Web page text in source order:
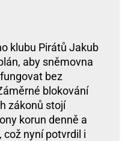
klubu Pirátů Jakub
aby sněmovna
bez
blokování
zákonů stojí
korun denně a
nyní potvrdil i